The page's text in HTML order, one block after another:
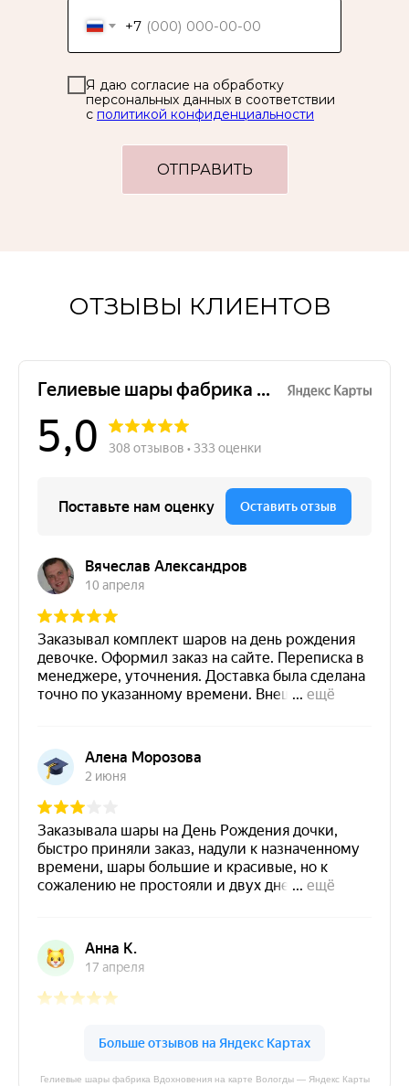
+7
Я даю согласие на обработку
персональных данных в соответствии
с политикой конфиденциальности
ОТПРАВИТЬ
ОТЗЫВЫ КЛИЕНТОВ
Гелиевые шары фабрика Вдохновения на карте Вологды — Яндекс Карты